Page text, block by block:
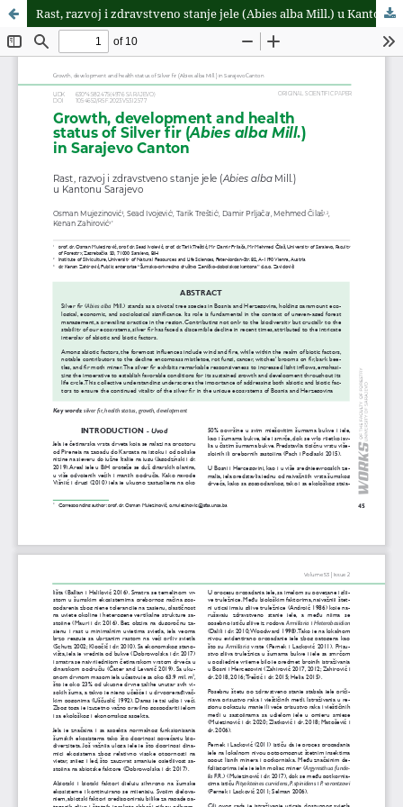
Rast, razvoj i zdravstveno stanje jele (Abies alba Mill.) u Kantonu Sarajevo